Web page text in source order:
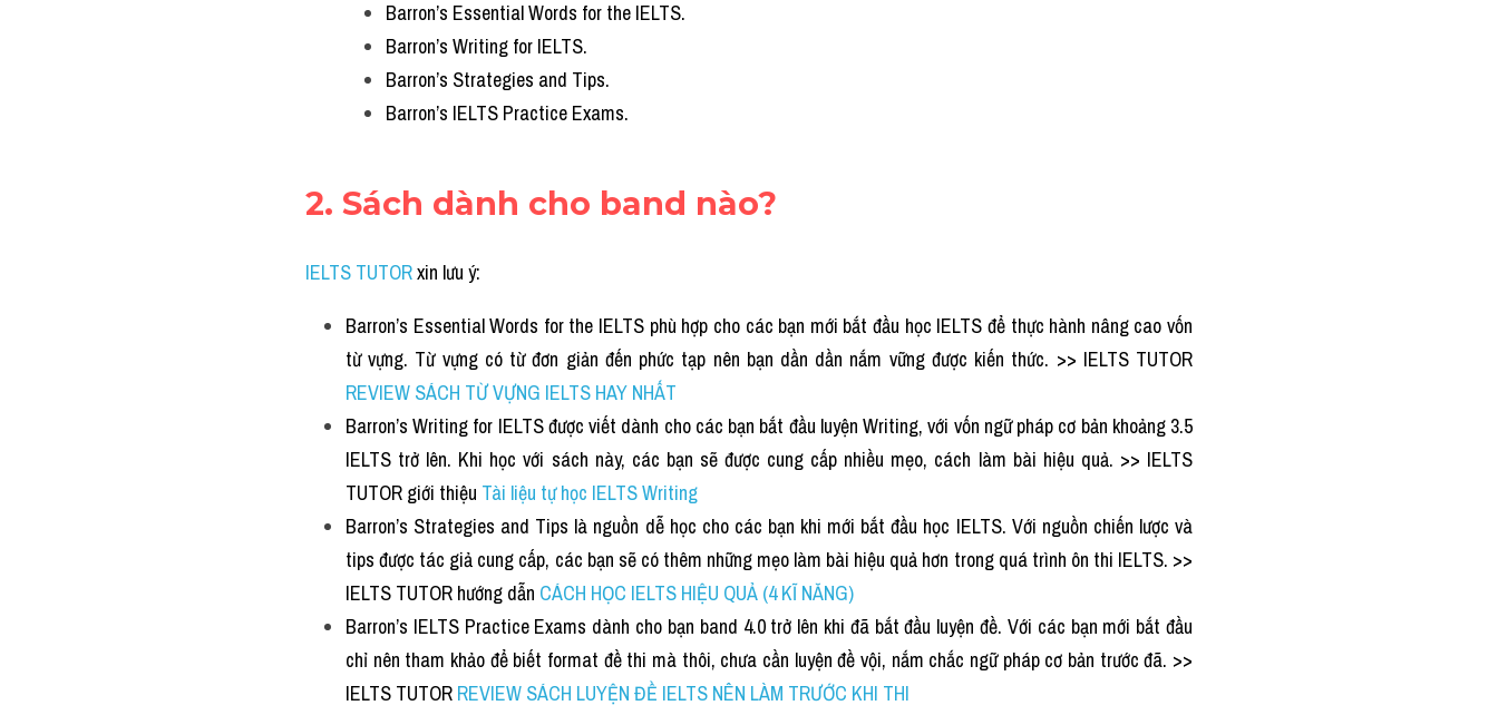
Barron’s Essential Words for the IELTS.
Barron’s Writing for IELTS.
Barron’s Strategies and Tips.
Barron’s IELTS Practice Exams.
2. Sách dành cho band nào?
IELTS TUTORxin lưu ý:
Barron’s Essential Words for the IELTS phù hợp cho các bạn mới bắt đầu học IELTS để thực hành nâng cao vốn
từ vựng. Từ vựng có từ đơn giản đến phức tạp nên bạn dần dần nắm vững được kiến thức. >> IELTS TUTOR
REVIEW SÁCH TỪ VỰNG IELTS HAY NHẤT
Barron’s Writing for IELTS được viết dành cho các bạn bắt đầu luyện Writing, với vốn ngữ pháp cơ bản khoảng 3.5
IELTS trở lên. Khi học với sách này, các bạn sẽ được cung cấp nhiều mẹo, cách làm bài hiệu quả. >> IELTS
TUTOR giới thiệu Tài liệu tự học IELTS Writing
Barron’s Strategies and Tips là nguồn dễ học cho các bạn khi mới bắt đầu học IELTS. Với nguồn chiến lược và
tips được tác giả cung cấp, các bạn sẽ có thêm những mẹo làm bài hiệu quả hơn trong quá trình ôn thi IELTS. >>
IELTS TUTOR hướng dẫn CÁCH HỌC IELTS HIỆU QUẢ (4 KĨ NĂNG)
Barron’s IELTS Practice Exams dành cho bạn band 4.0 trở lên khi đã bắt đầu luyện đề. Với các bạn mới bắt đầu
chỉ nên tham khảo để biết format đề thi mà thôi, chưa cần luyện đề vội, nắm chắc ngữ pháp cơ bản trước đã. >>
IELTS TUTOR REVIEW SÁCH LUYỆN ĐỀ IELTS NÊN LÀM TRƯỚC KHI THI